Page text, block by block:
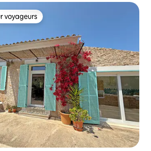
les plus appréciés
voyageurs